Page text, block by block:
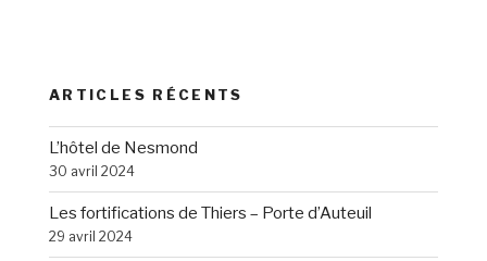
ARTICLES RÉCENTS
L’hôtel de Nesmond
30 avril 2024
Les fortifications de Thiers – Porte d’Auteuil
29 avril 2024